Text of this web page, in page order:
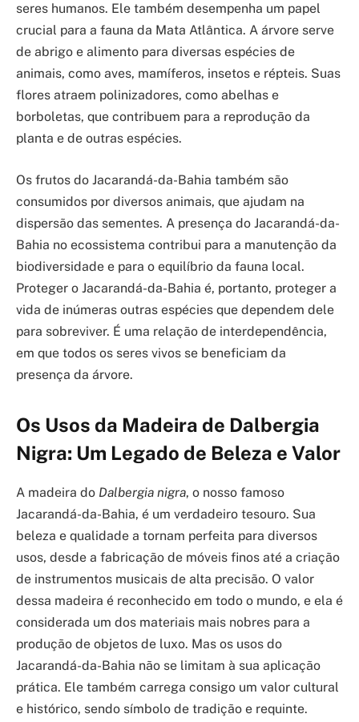
seres humanos. Ele também desempenha um papel
crucial para a fauna da Mata Atlântica. A árvore serve
de abrigo e alimento para diversas espécies de
animais, como aves, mamíferos, insetos e répteis. Suas
flores atraem polinizadores, como abelhas e
borboletas, que contribuem para a reprodução da
planta e de outras espécies.
Os frutos do Jacarandá-da-Bahia também são
consumidos por diversos animais, que ajudam na
dispersão das sementes. A presença do Jacarandá-da-
Bahia no ecossistema contribui para a manutenção da
biodiversidade e para o equilíbrio da fauna local.
Proteger o Jacarandá-da-Bahia é, portanto, proteger a
vida de inúmeras outras espécies que dependem dele
para sobreviver. É uma relação de interdependência,
em que todos os seres vivos se beneficiam da
presença da árvore.
Os Usos da Madeira de Dalbergia
Nigra: Um Legado de Beleza e Valor
A madeira do Dalbergia nigra, o nosso famoso
Jacarandá-da-Bahia, é um verdadeiro tesouro. Sua
beleza e qualidade a tornam perfeita para diversos
usos, desde a fabricação de móveis finos até a criação
de instrumentos musicais de alta precisão. O valor
dessa madeira é reconhecido em todo o mundo, e ela é
considerada um dos materiais mais nobres para a
produção de objetos de luxo. Mas os usos do
Jacarandá-da-Bahia não se limitam à sua aplicação
prática. Ele também carrega consigo um valor cultural
e histórico, sendo símbolo de tradição e requinte.